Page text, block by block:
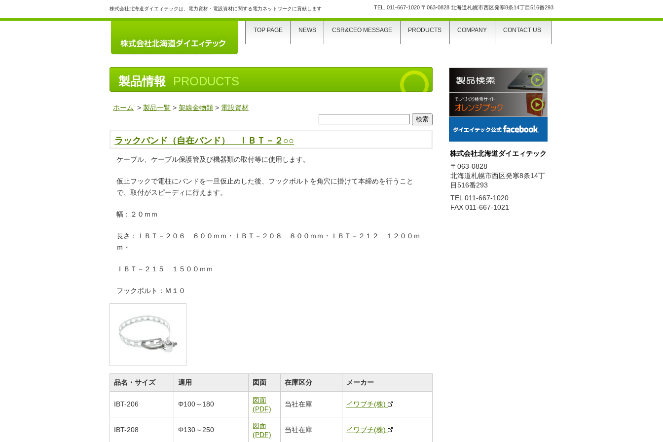
株式会社北海道ダイエィテックは、電力資材・電設資材に関する電力ネットワークに貢献します TEL. 011-667-1020 〒063-0828 北海道札幌市西区発寒8条14丁目516番293
製品情報 PRODUCTS
ホーム >製品一覧 >架線金物類 > 電設資材
検
索:
ラックバンド（自在バンド） ＩＢＴ－２○○
ケーブル、ケーブル保護管及び機器類の取付等に使用します。
仮止フックで電柱にバンドを一旦仮止めした後、フックボルトを角穴に掛けて本締めを行うこと
で、取付がスピーディに行えます。
幅：２０ｍｍ
長さ：ＩＢＴ－２０６ ６００ｍｍ・ＩＢＴ－２０８ ８００ｍｍ・ＩＢＴ－２１２ １２００ｍ
ｍ・
ＩＢＴ－２１５ １５００ｍｍ
フックボルト：Ｍ１０
品名・サイズ 適用 図面 在庫区分 メーカー
IBT-206 Φ100～180
図面
(PDF)
当社在庫 イワブチ(株)
IBT-208 Φ130～250
図面
(PDF)
当社在庫 イワブチ(株)
TOP PAGE NEWS CSR&CEO MESSAGE PRODUCTS COMPANY CONTACT US
株式会社北海道ダイエィテック
〒063-0828
北海道札幌市西区発寒8条14丁
目516番293
TEL 011-667-1020
FAX 011-667-1021